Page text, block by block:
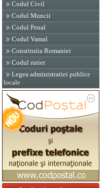
Codul Civil
Codul Muncii
Codul Penal
Codul Vamal
Constitutia Romaniei
Codul rutier
Legea administratiei publice
locale